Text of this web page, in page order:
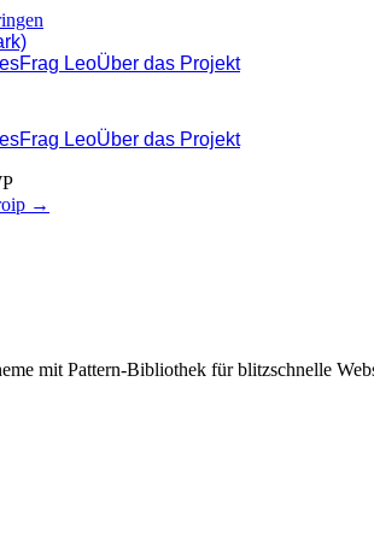
Frag LeoÜber das Projekt
Frag LeoÜber das Projekt
zum benachbarten Tool in der Übersicht
→
mit Pattern-Bibliothek für blitzschnelle